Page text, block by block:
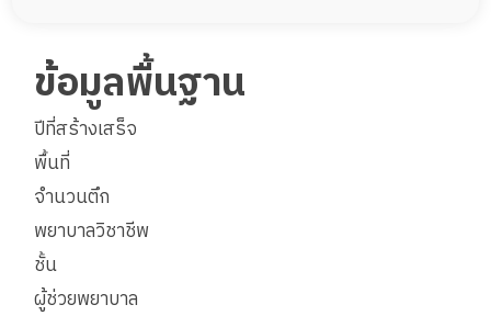
ข้อมูลพื้นฐาน
ปีที่สร้างเสร็จ
พื้นที่
จำนวนตึก
พยาบาลวิชาชีพ
ชั้น
ผู้ช่วยพยาบาล